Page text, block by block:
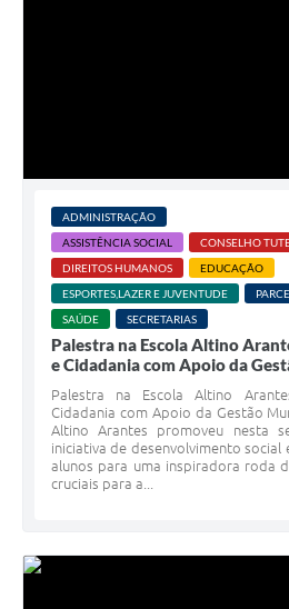
ADMINISTRAÇÃO
ASSISTÊNCIA SOCIAL
CONSELHO
DIREITOS HUMANOS
EDUCAÇÃO
ESPORTES,LAZER E JUVENTUDE
SAÚDE
SECRETARIAS
Palestra na Escola Altino
e Cidadania com Apoio da
Palestra na Escola Altino
Cidadania com Apoio da Gestão
Altino Arantes promoveu nesta
iniciativa de desenvolvimento social
alunos para uma inspiradora roda
cruciais para a...